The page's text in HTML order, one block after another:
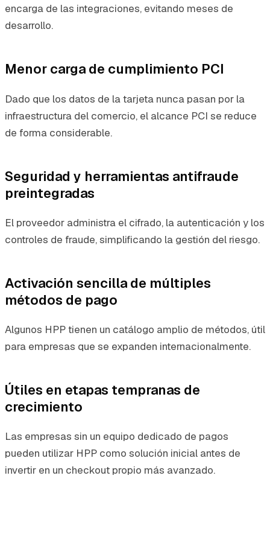
encarga de las integraciones, evitando meses de
desarrollo.
Menor carga de cumplimiento PCI
Dado que los datos de la tarjeta nunca pasan por la
infraestructura del comercio, el alcance PCI se reduce
de forma considerable.
Seguridad y herramientas antifraude
preintegradas
El proveedor administra el cifrado, la autenticación y los
controles de fraude, simplificando la gestión del riesgo.
Activación sencilla de múltiples
métodos de pago
Algunos HPP tienen un catálogo amplio de métodos, útil
para empresas que se expanden internacionalmente.
Útiles en etapas tempranas de
crecimiento
Las empresas sin un equipo dedicado de pagos
pueden utilizar HPP como solución inicial antes de
invertir en un checkout propio más avanzado.